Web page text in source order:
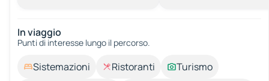
In viaggio
Punti di interesse lungo il percorso.
Sistemazioni Ristoranti
Turismo